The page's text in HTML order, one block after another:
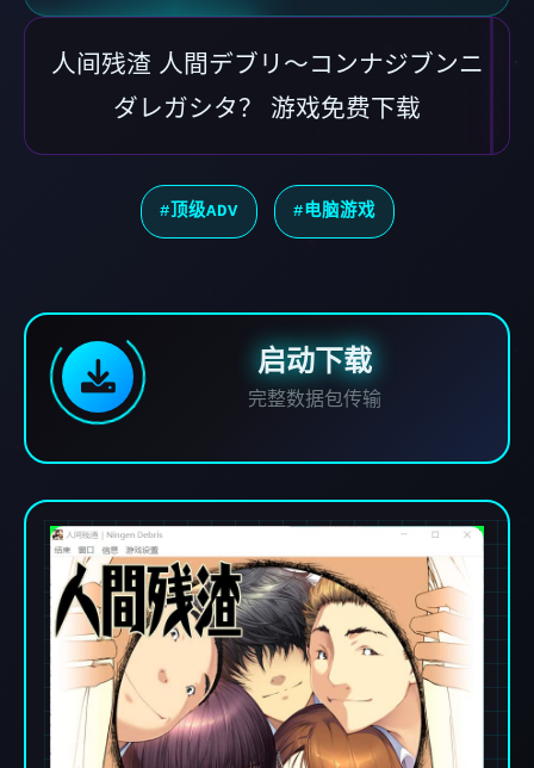
人间残渣 人間デブリ～コンナジブンニ
ダレガシタ？ 游戏免费下载
#顶级ADV #电脑游戏
启动下载
完整数据包传输